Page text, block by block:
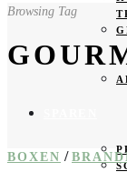
Browsing Tag
BOXEN /